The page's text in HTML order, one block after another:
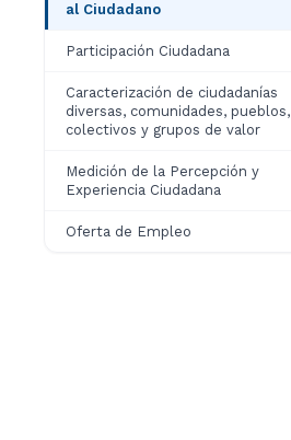
al Ciudadano
Participación Ciudadana
Caracterización de ciudadanías
diversas, comunidades, pueblos,
colectivos y grupos de valor
Medición de la Percepción y
Experiencia Ciudadana
Oferta de Empleo